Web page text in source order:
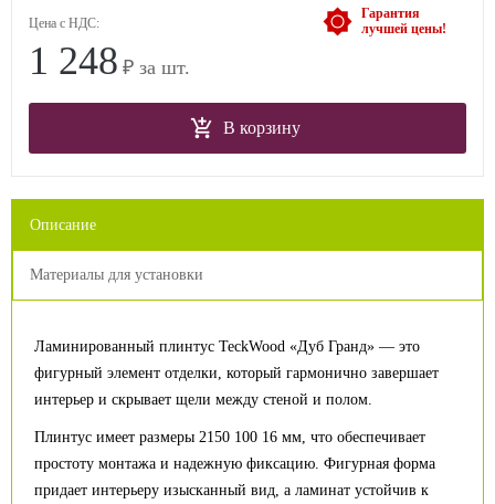
Гарантия
лучшей цены!
Цена с НДС:
1 248 ₽ за шт.
В корзину
Описание
Материалы для установки
Ламинированный плинтус TeckWood «Дуб Гранд» — это
фигурный элемент отделки, который гармонично завершает
интерьер и скрывает щели между стеной и полом.
Плинтус имеет размеры 2150 100 16 мм, что обеспечивает
простоту монтажа и надежную фиксацию. Фигурная форма
придает интерьеру изысканный вид, а ламинат устойчив к